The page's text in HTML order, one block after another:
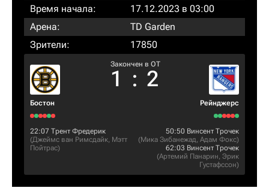
Время начала:
17.12.2023 в 03:00
Арена:
TD Garden
Зрители:
17850
Бостон
Закончен в OT
1 : 2
Рейнджерс
22:07 Трент Фредерик
(Джеймс ван Римсдайк, Мэтт
Пойтрас)
50:50 Винсент Трочек
(Мика Зибанежад, Адам Фокс)
62:03 Винсент Трочек
(Артемий Панарин, Эрик
Густафссон)